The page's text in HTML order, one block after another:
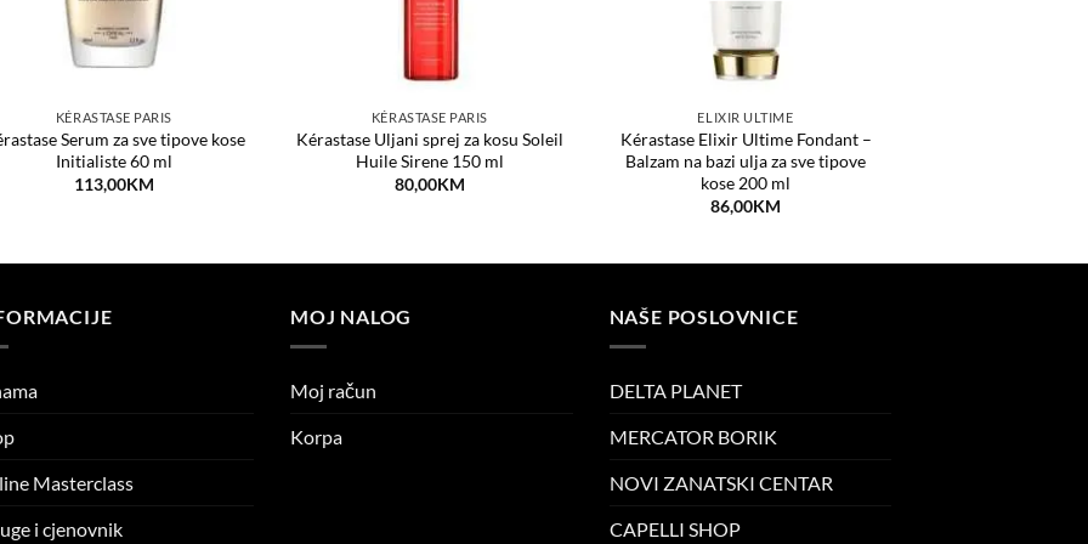
KÉRASTASE PARIS
Serum za sve tipove kose
Initialiste 60 ml
113,00KM
KÉRASTASE PARIS
Kérastase Uljani sprej za kosu Soleil
Huile Sirene 150 ml
80,00KM
ELIXIR ULTIME
Kérastase Elixir Ultime Fondant –
Balzam na bazi ulja za sve tipove
kose 200 ml
86,00KM
Masterclass
i cjenovnik
MOJ NALOG
Moj račun
Korpa
NAŠE POSLOVNICE
DELTA PLANET
MERCATOR BORIK
NOVI ZANATSKI CENTAR
CAPELLI SHOP